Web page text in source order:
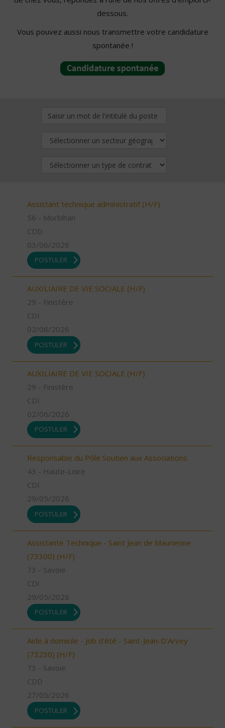
dessous.
Vous pouvez aussi nous transmettre votre candidature
spontanée !
Assistant technique administratif (H/F)
56 - Morbihan
CDD
03/06/2026
POSTULER
AUXILIAIRE DE VIE SOCIALE (H/F)
29 - Finistère
CDI
02/06/2026
POSTULER
AUXILIAIRE DE VIE SOCIALE (H/F)
29 - Finistère
CDI
02/06/2026
POSTULER
Responsable du Pôle Soutien aux Associations
43 - Haute-Loire
CDI
29/05/2026
POSTULER
Assistante Technique - Saint Jean de Maurienne
(73300) (H/F)
73 - Savoie
CDI
29/05/2026
POSTULER
Aide à domicile - Job d'été - Saint-Jean-D'Arvey
(73230) (H/F)
73 - Savoie
CDD
27/05/2026
POSTULER